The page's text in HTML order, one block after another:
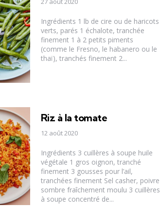
Ingrédients 1 lb de cire ou de haricots
verts, parés 1 échalote, tranchée
finement 1 à 2 petits piments
(comme le Fresno, le habanero ou le
thaï), tranchés finement 2...
Riz à la tomate
12 août 2020
Ingrédients 3 cuillères à soupe huile
végétale 1 gros oignon, tranché
finement 3 gousses pour l’ail,
tranchées finement Sel casher, poivre
sombre fraîchement moulu 3 cuillères
à soupe concentré de...